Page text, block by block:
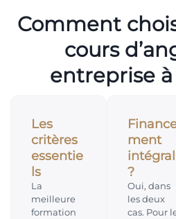
Comment
cours
entreprise à
Les
critères
essentie
ls
La
meilleure
formation
ment
intégral
?
Oui, dans
les deux
cas. Pour